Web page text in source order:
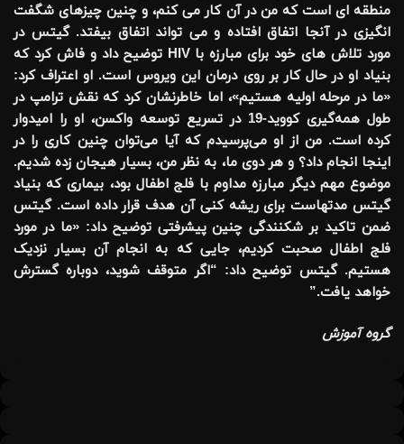
منطقه ای است که من در آن کار می کنم، و چنین چیزهای شگفت
انگیزی در آنجا اتفاق افتاده و می تواند اتفاق بیفتد. گیتس در
مورد تلاش های خود برای مبارزه با HIV توضیح داد و فاش کرد که
بنیاد او در حال کار بر روی درمان این ویروس است. او اعتراف کرد:
«ما در مرحله اولیه هستیم»، اما خاطرنشان کرد که نقش ترامپ در
طول همه‌گیری کووید-19 در تسریع توسعه واکسن، او را امیدوار
کرده است. من از او می‌پرسیدم که آیا می‌توان چنین کاری را در
اینجا انجام داد؟ و هر دوی ما، به نظر من، بسیار هیجان زده شدیم.
موضوع مهم دیگر مبارزه مداوم با فلج اطفال بود، بیماری که بنیاد
گیتس مدتهاست برای ریشه کنی آن هدف قرار داده است. گیتس
ضمن تاکید بر شکنندگی چنین پیشرفتی توضیح داد: «ما در مورد
فلج اطفال صحبت کردیم، جایی که به انجام آن بسیار نزدیک
هستیم. گیتس توضیح داد: “اگر متوقف شوید، دوباره گسترش
خواهد یافت.”
گروه آموزش